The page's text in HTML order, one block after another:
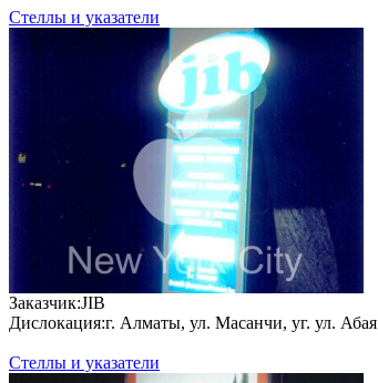
Стеллы и указатели
За­каз­чик:JIB
Дис­ло­кация:г. Алматы, ул. Масанчи, уг. ул. Абая
Стеллы и указатели